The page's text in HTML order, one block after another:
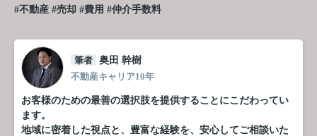
#不動産 #売却 #費用 #仲介手数料
筆者 奥田 幹樹
不動産キャリア10年
お客様のための最善の選択肢を提供することにこだわってい
ます。
地域に密着した視点と、豊富な経験を、安心してご相談いた